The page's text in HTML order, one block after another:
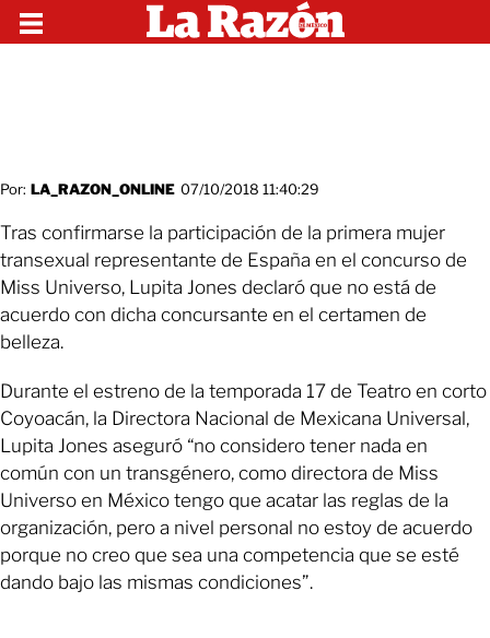
Por: LA_RAZON_ONLINE 07/10/2018 11:40:29
Tras confirmarse la participación de la primera mujer
transexual representante de España en el concurso de
Miss Universo, Lupita Jones declaró que no está de
acuerdo con dicha concursante en el certamen de
belleza.
Durante el estreno de la temporada 17 de Teatro en corto
Coyoacán, la Directora Nacional de Mexicana Universal,
Lupita Jones aseguró “no considero tener nada en
común con un transgénero, como directora de Miss
Universo en México tengo que acatar las reglas de la
organización, pero a nivel personal no estoy de acuerdo
porque no creo que sea una competencia que se esté
dando bajo las mismas condiciones”.